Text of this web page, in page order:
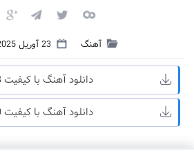
آهنگ 23 آوریل 2025
دانلود آهنگ با کیفیت 128
دانلود آهنگ با کیفیت 320